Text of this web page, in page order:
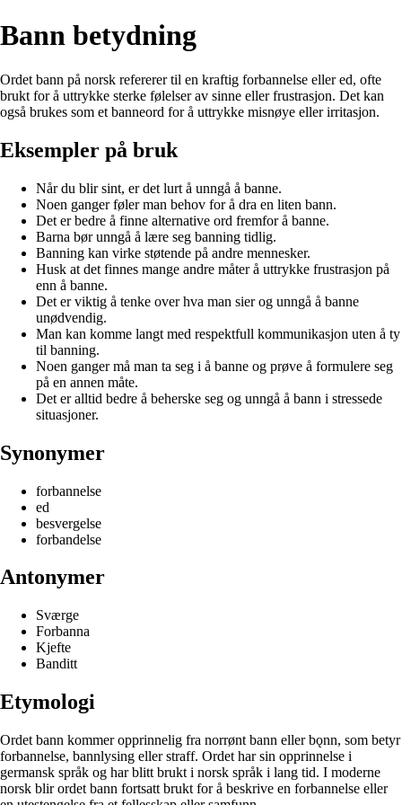
Bann betydning
Ordet bann på norsk refererer til en kraftig forbannelse eller ed, ofte
brukt for å uttrykke sterke følelser av sinne eller frustrasjon. Det kan
også brukes som et banneord for å uttrykke misnøye eller irritasjon.
Eksempler på bruk
Når du blir sint, er det lurt å unngå å banne.
Noen ganger føler man behov for å dra en liten bann.
Det er bedre å finne alternative ord fremfor å banne.
Barna bør unngå å lære seg banning tidlig.
Banning kan virke støtende på andre mennesker.
Husk at det finnes mange andre måter å uttrykke frustrasjon på
enn å banne.
Det er viktig å tenke over hva man sier og unngå å banne
unødvendig.
Man kan komme langt med respektfull kommunikasjon uten å ty
til banning.
Noen ganger må man ta seg i å banne og prøve å formulere seg
på en annen måte.
Det er alltid bedre å beherske seg og unngå å bann i stressede
situasjoner.
Synonymer
forbannelse
ed
besvergelse
forbandelse
Antonymer
Sværge
Forbanna
Kjefte
Banditt
Etymologi
Ordet bann kommer opprinnelig fra norrønt bann eller bǫnn, som betyr
forbannelse, bannlysing eller straff. Ordet har sin opprinnelse i
germansk språk og har blitt brukt i norsk språk i lang tid. I moderne
norsk blir ordet bann fortsatt brukt for å beskrive en forbannelse eller